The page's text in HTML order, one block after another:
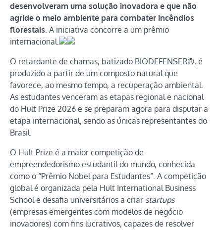
desenvolveram uma solução inovadora e que não
agride o meio ambiente para combater incêndios
florestais. A iniciativa concorre a um prêmio
internacional.
O retardante de chamas, batizado BIODEFENSER®, é
produzido a partir de um composto natural que
favorece, ao mesmo tempo, a recuperação ambiental.
As estudantes venceram as etapas regional e nacional
do Hult Prize 2026 e se preparam agora para disputar a
etapa internacional, sendo as únicas representantes do
Brasil.
O Hult Prize é a maior competição de
empreendedorismo estudantil do mundo, conhecida
como o “Prêmio Nobel para Estudantes”. A competição
global é organizada pela Hult International Business
School e desafia universitários a criar startups
(empresas emergentes com modelos de negócio
inovadores) com fins lucrativos, capazes de resolver